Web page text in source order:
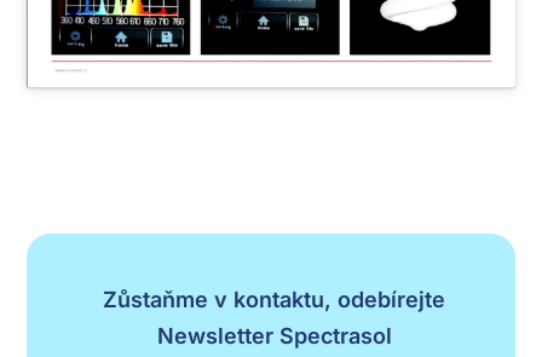
Zůstaňme v kontaktu, odebírejte
Newsletter Spectrasol